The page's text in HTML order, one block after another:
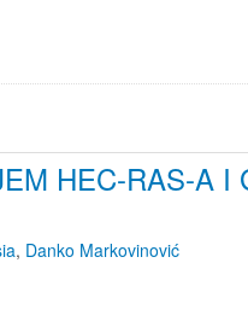
HEC-RAS-A I
, Danko Markovinović